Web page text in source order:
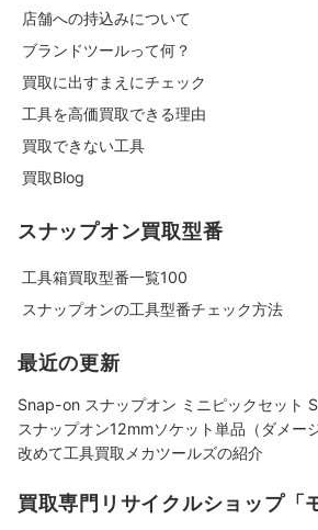
店舗への持込みについて
ブランドツールって何？
買取に出すまえにチェック
工具を高価買取できる理由
買取できない工具
買取Blog
スナップオン買取型番
工具箱買取型番一覧100
スナップオンの工具型番チェック方法
最近の更新
Snap-on スナップオン ミニピックセット
スナップオン12mmソケット単品（ダメー
改めて工具買取メカツールズの紹介
買取専門リサイクルショップ「